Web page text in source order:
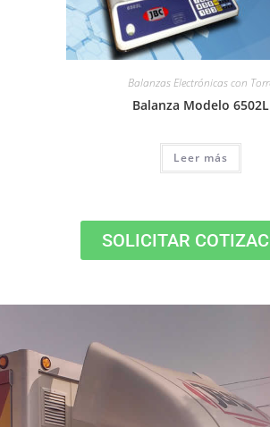
Balanzas Electrónicas con
Balanza Modelo 6502L
Leer más
SOLICITAR